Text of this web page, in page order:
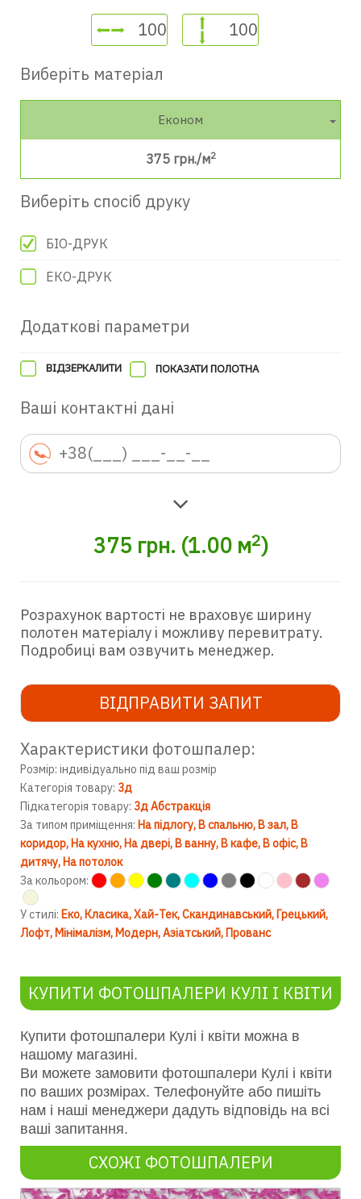
Виберіть матеріал
Економ
375 грн./м2
Виберіть спосіб друку
БІО-ДРУК
ЕКО-ДРУК
Додаткові параметри
ВІДЗЕРКАЛИТИ ПОКАЗАТИ ПОЛОТНА
Ваші контактні дані
375 грн. (1.00м2)
Розрахунок вартості не враховує ширину
полотен матеріалу і можливу перевитрату.
Подробиці вам озвучить менеджер.
ВІДПРАВИТИ ЗАПИТ
Характеристики фотошпалер:
Розмір: індивідуально під ваш розмір
Категорія товару: 3д
Підкатегорія товару: 3д Абстракція
За типом приміщення: На підлогу В спальню В зал В
коридор На кухню На двері В ванну В кафе В офіс В
дитячу На потолок
За кольором:
У стилі: Еко Класика Хай-Тек Скандинавський Грецький
Лофт Мінімалізм Модерн Азіатський Прованс
КУПИТИ ФОТОШПАЛЕРИ КУЛІ І КВІТИ
Купити фотошпалери Кулі і квіти можна в
нашому магазині.
Ви можете замовити фотошпалери Кулі і квіти
по ваших розмірах. Телефонуйте або пишіть
нам і наші менеджери дадуть відповідь на всі
ваші запитання.
СХОЖІ ФОТОШПАЛЕРИ